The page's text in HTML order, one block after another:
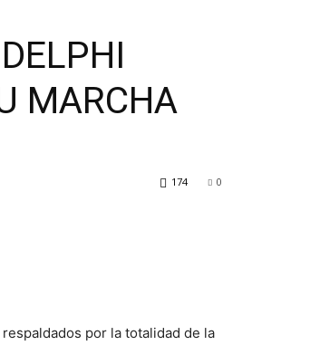
MARCHA
0
174
por la totalidad de la